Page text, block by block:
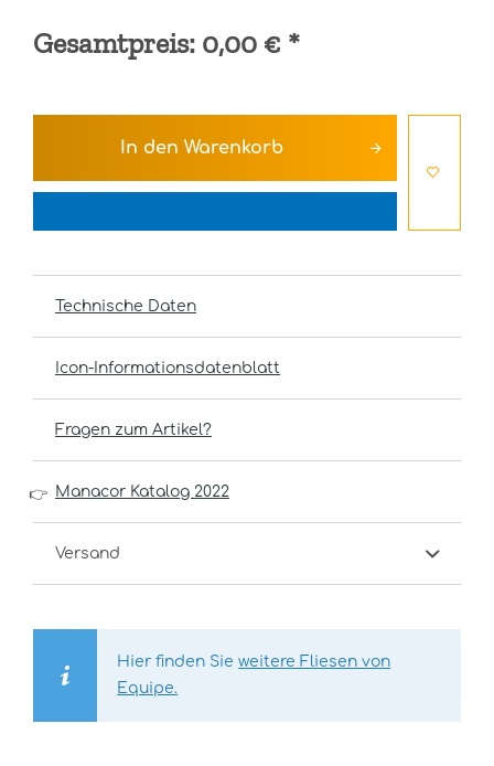
Gesamtpreis: 0,00 € *
In den Warenkorb
Technische Daten
Icon-Informationsdatenblatt
Fragen zum Artikel?
👉 Manacor Katalog 2022
Versand
Hier finden Sieweitere Fliesen von
Equipe.